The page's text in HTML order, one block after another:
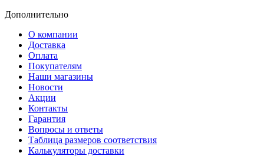
Дополнительно
О компании
Доставка
Оплата
Покупателям
Наши магазины
Новости
Акции
Контакты
Гарантия
Вопросы и ответы
Таблица размеров соответствия
Калькуляторы доставки